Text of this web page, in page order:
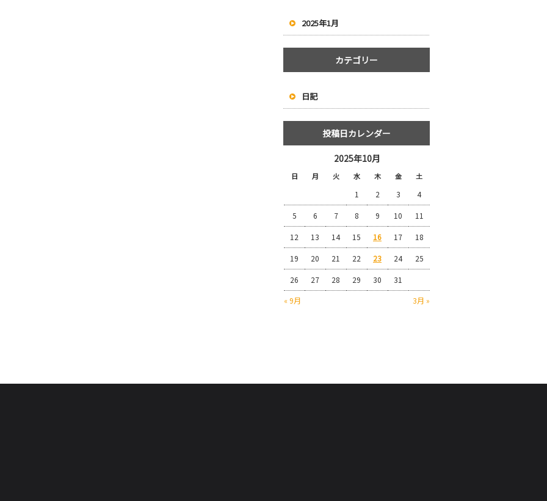
2025年1月
カテゴリー
日記
投稿日カレンダー
2025年10月
日 月 火 水 木 金 土
« 9月 3月 »
1 2 3 4
5 6 7 8 9 10 11
12 13 14 15 16 17 18
19 20 21 22 23 24 25
26 27 28 29 30 31